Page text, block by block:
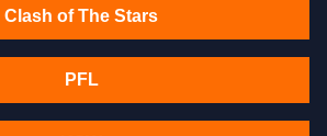
Clash of The Stars
PFL